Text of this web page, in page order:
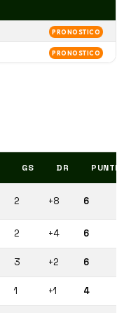
PRONOSTICO
PRONOSTICO
GS DR PUNTI
2 +8 6
2 +4 6
3 +2 6
1 +1 4